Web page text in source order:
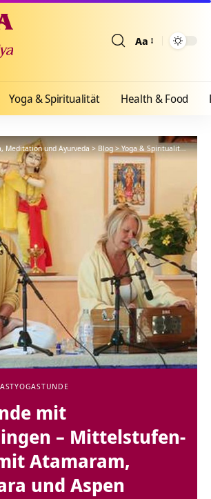
Aa
Yoga & Spiritualität Health & Food
Meditation und Ayurveda>Blog>Yoga & Spiritualität >
YOGASTUNDE
mit
– Mittelstufen-
Atamaram,
und Aspen